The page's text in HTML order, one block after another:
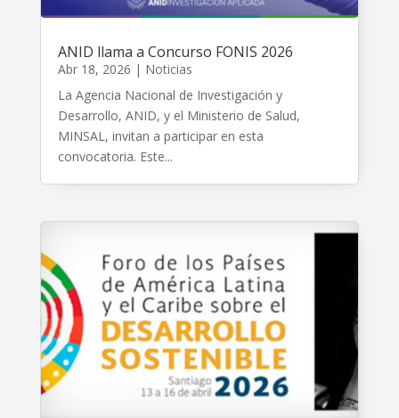
ANID llama a Concurso FONIS 2026
Abr 18, 2026 | Noticias
La Agencia Nacional de Investigación y
Desarrollo, ANID, y el Ministerio de Salud,
MINSAL, invitan a participar en esta
convocatoria. Este...